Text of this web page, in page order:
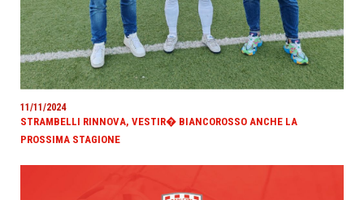
11/11/2024
STRAMBELLI RINNOVA, VESTIR� BIANCOROSSO ANCHE LA
PROSSIMA STAGIONE